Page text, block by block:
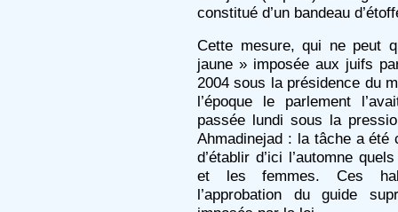
constitué d’un bandeau
Cette mesure, qui ne peut
jaune » imposée aux juifs
2004 sous la présidence du
l’époque le parlement
passée lundi sous la
Ahmadinejad : la tâche a été
d’établir d’ici l’automne
et les femmes. Ces
l’approbation du guide